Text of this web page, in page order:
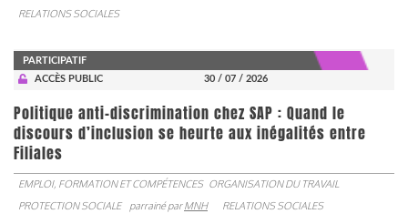
RELATIONS SOCIALES
PARTICIPATIF
ACCÈS PUBLIC
30 / 07 / 2026
Politique anti-discrimination chez SAP : Quand le
discours d’inclusion se heurte aux inégalités entre
Filiales
EMPLOI, FORMATION ET COMPÉTENCES ORGANISATION DU TRAVAIL
PROTECTION SOCIALE
parrainé parMNH RELATIONS SOCIALES